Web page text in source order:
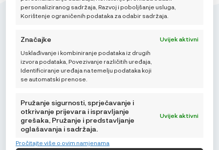
personaliziranog sadržaja, Razvoj i poboljšanje usluga,
Korištenje ograničenih podataka za odabir sadržaja.
Značajke
Uvijek aktivni
Usklađivanje i kombiniranje podataka iz drugih
izvora podataka, Povezivanje različitih uređaja,
Identificiranje uređaja na temelju podataka koji
se automatski prenose.
Pružanje sigurnosti, sprječavanje i
otkrivanje prijevara i ispravljanje
grešaka, Pružanje i predstavljanje
oglašavanja i sadržaja.
Uvijek aktivni
Pročitajte više o ovim namjenama
Mikroedra d.o.o.
(01) 48 22 132
info@najnaj.eu
SAVJETI